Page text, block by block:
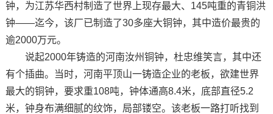
钟，为江苏华西村制造了世界上现存最大、145吨重的青铜洪
钟——迄今，该厂已制造了30多座大铜钟，其中造价最贵的
逾2000万元。
说起2000年铸造的河南汝州铜钟，杜忠维笑言，其中还
有个插曲。当时，河南平顶山一铸造企业的老板，欲建世界
最大的铜钟，要求重108吨，钟体通高8.4米，底部直径5.2
米，钟身布满细腻的纹饰，局部镂空。该老板一路打听找到